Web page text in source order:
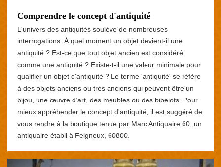
Comprendre le concept d'antiquité
L'univers des antiquités soulève de nombreuses
interrogations. À quel moment un objet devient-il une
antiquité ? Est-ce que tout objet ancien est considéré
comme une antiquité ? Existe-t-il une valeur minimale pour
qualifier un objet d'antiquité ? Le terme 'antiquité' se réfère
à des objets anciens ou très anciens qui peuvent être un
bijou, une œuvre d’art, des meubles ou des bibelots. Pour
mieux appréhender le concept d'antiquité, il est suggéré de
vous rendre à la boutique tenue par Marc Antiquaire 60, un
antiquaire établi à Feigneux, 60800.